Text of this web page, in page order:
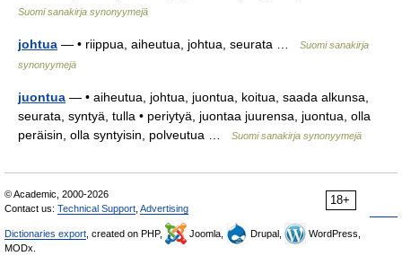
Suomi sanakirja synonyymejä
johtua — • riippua, aiheutua, johtua, seurata …
Suomi sanakirja
synonyymejä
juontua — • aiheutua, johtua, juontua, koitua, saada alkunsa,
seurata, syntyä, tulla • periytyä, juontaa juurensa, juontua, olla
peräisin, olla syntyisin, polveutua …
Suomi sanakirja synonyymejä
18+
© Academic, 2000-2026
Contact us: Technical Support Advertising
Dictionaries export , created on PHP, Joomla, Drupal,
WordPress,
MODx.